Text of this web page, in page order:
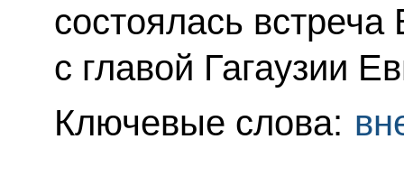
состоялась
с главой Гагаузии
Ключевые слова: